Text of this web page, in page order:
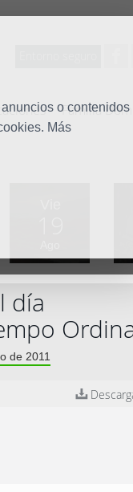
o contenidos
Más
Familia
día
de 2011